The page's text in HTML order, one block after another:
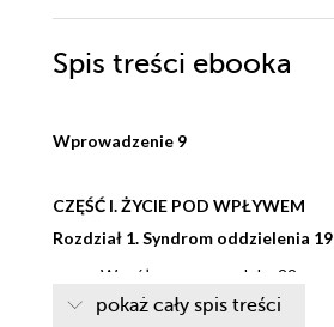
Spis treści ebooka
Wprowadzenie 9
CZĘŚĆ I. ŻYCIE POD WPŁYWEM
Rozdział 1. Syndrom oddzielenia 19
Współczesny paradoks 22
Wojna biologiczna 25
pokaż cały spis treści